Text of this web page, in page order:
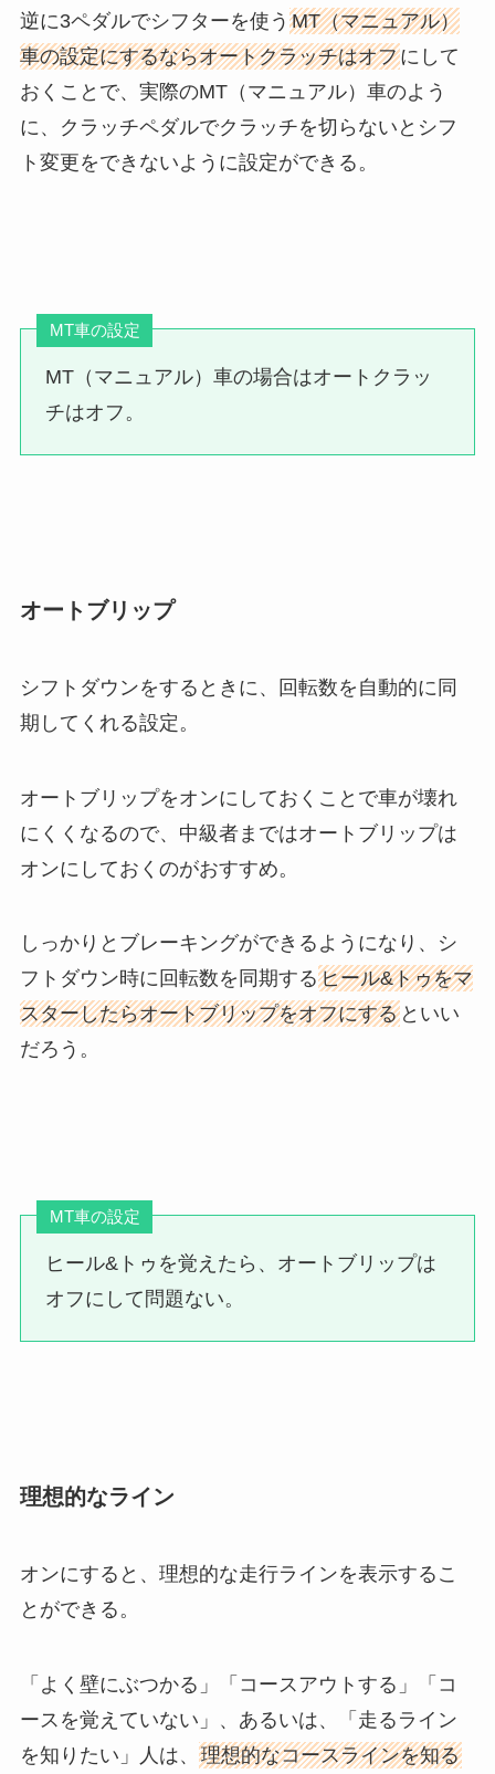
逆に3ペダルでシフターを使う MT（マニュアル）
車の設定にするならオートクラッチはオフにして
おくことで、実際のMT（マニュアル）車のよう
に、クラッチペダルでクラッチを切らないとシフ
ト変更をできないように設定ができる。
MT車の設定
MT（マニュアル）車の場合はオートクラッ
チはオフ。
オートブリップ
シフトダウンをするときに、回転数を自動的に同
期してくれる設定。
オートブリップをオンにしておくことで車が壊れ
にくくなるので、中級者まではオートブリップは
オンにしておくのがおすすめ。
しっかりとブレーキングができるようになり、シ
フトダウン時に回転数を同期するヒール&トゥをマ
スターしたらオートブリップをオフにするといい
だろう。
MT車の設定
ヒール&トゥを覚えたら、オートブリップは
オフにして問題ない。
理想的なライン
オンにすると、理想的な走行ラインを表示するこ
とができる。
「よく壁にぶつかる」「コースアウトする」「コ
ースを覚えていない」、あるいは、「走るライン
を知りたい」人は、 理想的なコースラインを知る